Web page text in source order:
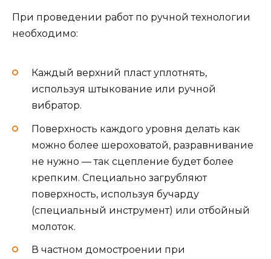
При проведении работ по ручной технологии
необходимо:
Каждый верхний пласт уплотнять,
используя штыкование или ручной
вибратор.
Поверхность каждого уровня делать как
можно более шероховатой, разравнивание
не нужно — так сцепление будет более
крепким. Специально загрубляют
поверхность, используя бучарду
(специальный инструмент) или отбойный
молоток.
В частном домостроении при